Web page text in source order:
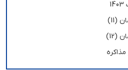
(11)
(12)